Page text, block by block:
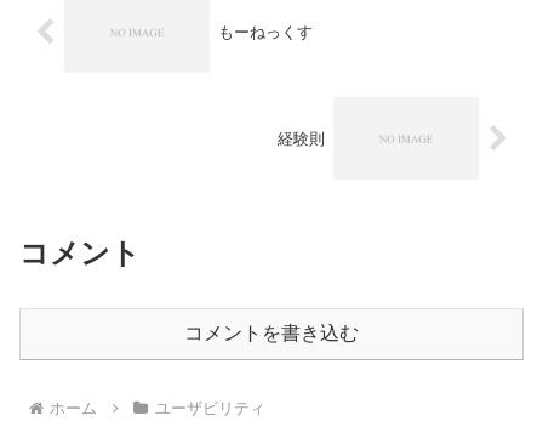
もーねっくす
経験則
コメント
コメントを書き込む
ホーム ユーザビリティ